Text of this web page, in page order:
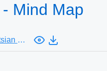
Mind Map
Janne Kochetsian Thomsen (342876)